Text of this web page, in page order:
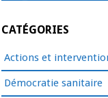
CATÉGORIES
Actions et
Démocratie sanitaire